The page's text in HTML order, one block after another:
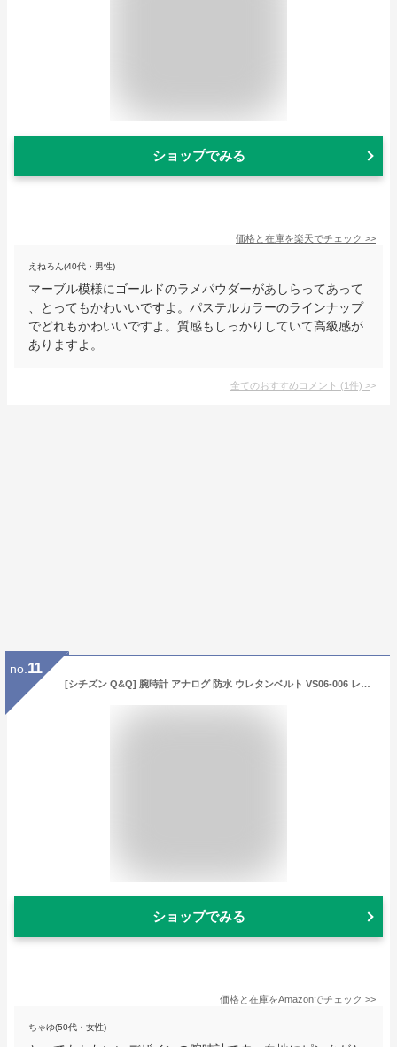
ショップでみる
価格と在庫を楽天でチェック >>
えねろん(40代・男性)
マーブル模様にゴールドのラメパウダーがあしらってあって
、とってもかわいいですよ。パステルカラーのラインナップ
でどれもかわいいですよ。質感もしっかりしていて高級感が
ありますよ。
全てのおすすめコメント (1件) >
no. 11
[シチズン Q&Q] 腕時計 アナログ 防水 ウレタンベルト VS06-006 レディース ホワイト ピンク
ショップでみる
価格と在庫をAmazonでチェック >>
ちゃゆ(50代・女性)